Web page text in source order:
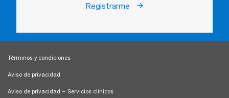
Registrarme
Términos y condiciones
Aviso de privacidad
Aviso de privacidad – Servicios clínicos